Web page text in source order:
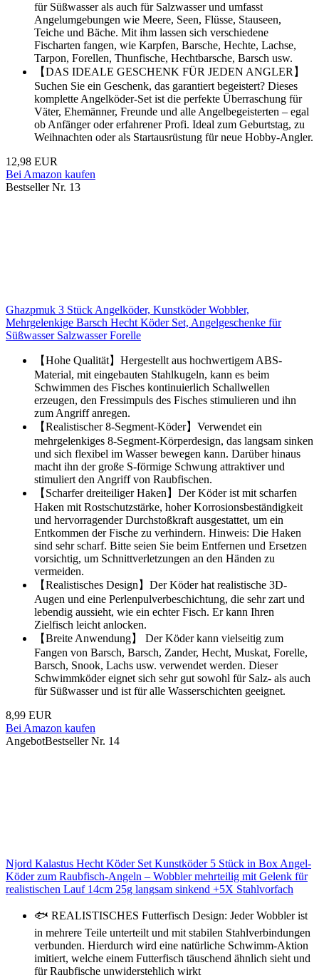
für Süßwasser als auch für Salzwasser und umfasst
Angelumgebungen wie Meere, Seen, Flüsse, Stauseen,
Teiche und Bäche. Mit ihm lassen sich verschiedene
Fischarten fangen, wie Karpfen, Barsche, Hechte, Lachse,
Tarpon, Forellen, Thunfische, Hechtbarsche, Barsch usw.
【DAS IDEALE GESCHENK FÜR JEDEN ANGLER】
Suchen Sie ein Geschenk, das garantiert begeistert? Dieses
komplette Angelköder-Set ist die perfekte Überraschung für
Väter, Ehemänner, Freunde und alle Angelbegeisterten – egal
ob Anfänger oder erfahrener Profi. Ideal zum Geburtstag, zu
Weihnachten oder als Startausrüstung für neue Hobby-Angler.
12,98 EUR
Bei Amazon kaufen
Bestseller Nr. 13
Ghazpmuk 3 Stück Angelköder, Kunstköder Wobbler,
Mehrgelenkige Barsch Hecht Köder Set, Angelgeschenke für
Süßwasser Salzwasser Forelle
【Hohe Qualität】Hergestellt aus hochwertigem ABS-
Material, mit eingebauten Stahlkugeln, kann es beim
Schwimmen des Fisches kontinuierlich Schallwellen
erzeugen, den Fressimpuls des Fisches stimulieren und ihn
zum Angriff anregen.
【Realistischer 8-Segment-Köder】Verwendet ein
mehrgelenkiges 8-Segment-Körperdesign, das langsam sinken
und sich flexibel im Wasser bewegen kann. Darüber hinaus
macht ihn der große S-förmige Schwung attraktiver und
stimuliert den Angriff von Raubfischen.
【Scharfer dreiteiliger Haken】Der Köder ist mit scharfen
Haken mit Rostschutzstärke, hoher Korrosionsbeständigkeit
und hervorragender Durchstoßkraft ausgestattet, um ein
Entkommen der Fische zu verhindern. Hinweis: Die Haken
sind sehr scharf. Bitte seien Sie beim Entfernen und Ersetzen
vorsichtig, um Schnittverletzungen an den Händen zu
vermeiden.
【Realistisches Design】Der Köder hat realistische 3D-
Augen und eine Perlenpulverbeschichtung, die sehr zart und
lebendig aussieht, wie ein echter Fisch. Er kann Ihren
Zielfisch leicht anlocken.
【Breite Anwendung】 Der Köder kann vielseitig zum
Fangen von Barsch, Barsch, Zander, Hecht, Muskat, Forelle,
Barsch, Snook, Lachs usw. verwendet werden. Dieser
Schwimmköder eignet sich sehr gut sowohl für Salz- als auch
für Süßwasser und ist für alle Wasserschichten geeignet.
8,99 EUR
Bei Amazon kaufen
AngebotBestseller Nr. 14
Njord Kalastus Hecht Köder Set Kunstköder 5 Stück in Box Angel-
Köder zum Raubfisch-Angeln – Wobbler mehrteilig mit Gelenk für
realistischen Lauf 14cm 25g langsam sinkend +5X Stahlvorfach
🐟 REALISTISCHES Futterfisch Design: Jeder Wobbler ist
in mehrere Teile unterteilt und mit stabilen Stahlverbindungen
verbunden. Hierdurch wird eine natürliche Schwimm-Aktion
imitiert, welche einem Futterfisch täuschend ähnlich sieht und
für Raubfische unwiderstehlich wirkt